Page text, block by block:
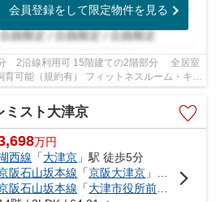
会員登録をして限定物件を見る
2沿線利用可 15階建ての2階部分 全居室
育可能（規約有） フィットネスルーム・キッ
ています
ミスト大津京
万円
西線 「大津京 」駅 徒歩5分
阪石山坂本線 「京阪大津京 」駅 徒歩6分
阪石山坂本線 「大津市役所前」駅 徒歩